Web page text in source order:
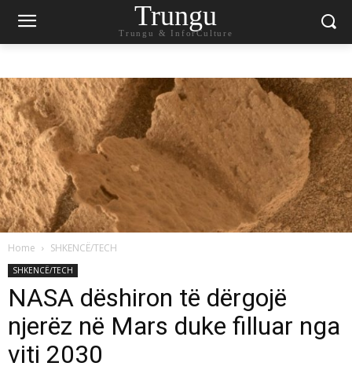
Trungu
Trungu & InforCulture
Home SHKENCË/TECH
SHKENCË/TECH
NASA dëshiron të dërgojë
njerëz në Mars duke filluar nga
viti 2030